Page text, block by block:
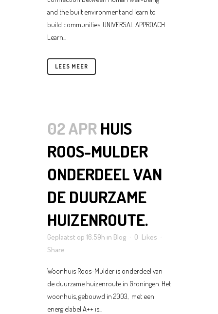
and the built environment and learn to
build communities. UNIVERSAL APPROACH
Learn...
LEES MEER
02 APR HUIS
ROOS-MULDER
ONDERDEEL VAN
DE DUURZAME
HUIZENROUTE.
Geplaatst op 16:59h in Blog 0 Likes
Share
Woonhuis Roos-Mulder is onderdeel van
de duurzame huizenroute in Groningen. Het
woonhuis, gebouwd in 2003, met een
energielabel A++ is...